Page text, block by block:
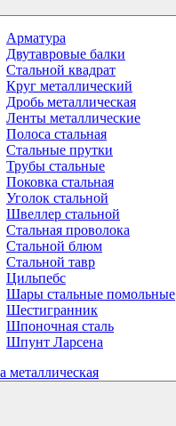
Арматура
Двутавровые балки
Стальной квадрат
Круг металлический
Дробь металлическая
Ленты металлические
Полоса стальная
Стальные прутки
Трубы стальные
Поковка стальная
Уголок стальной
Швеллер стальной
Стальная проволока
Стальной блюм
Стальной тавр
Цильпебс
Шары стальные помольные
Шестигранник
Шпоночная сталь
Шпунт Ларсена
металлическая